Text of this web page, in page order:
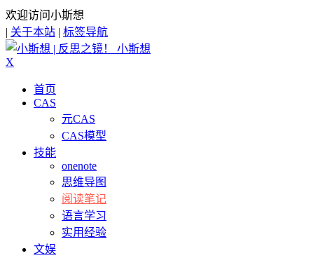
欢迎访问小斯想
| 关于本站 | 标签导航
小斯想
X
首页
CAS
元CAS
CAS模型
技能
onenote
思维导图
阅读笔记
语言学习
实用经验
文娱